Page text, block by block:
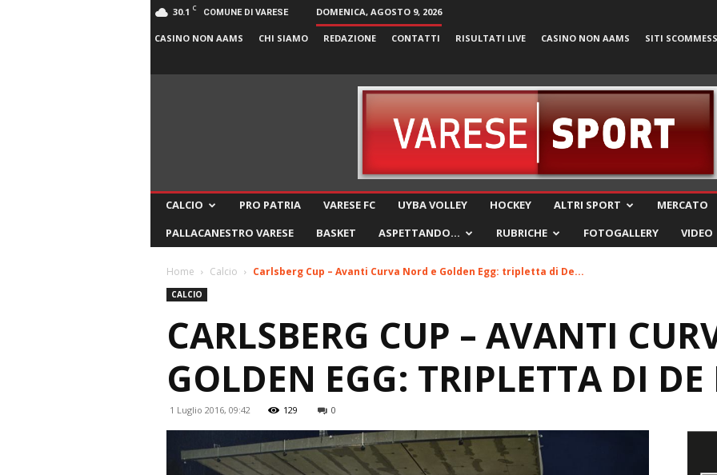
30.1 C COMUNE DI VARESE DOMENICA, AGOSTO 9, 2026
CASINO NON AAMS CHI SIAMO REDAZIONE CONTATTI RISULTATI LIVE CASINO NON AAMS SITI
CALCIO PRO PATRIA VARESE FC UYBA VOLLEY HOCKEY ALTRI SPORT
MERCATO
PALLACANESTRO VARESE
BASKET ASPETTANDO… RUBRICHE FOTOGALLERY VIDEO
Home Calcio Carlsberg Cup – Avanti Curva Nord e Golden Egg: tripletta di De...
CALCIO
CARLSBERG CUP – AVANTI
GOLDEN EGG: TRIPLETTA DI DE
1 Luglio 2016, 09:42 129 0